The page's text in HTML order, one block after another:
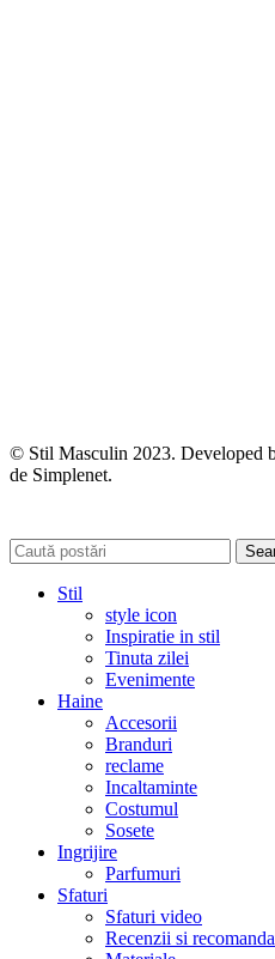
© Stil Masculin 2023. Developed
de Simplenet.
Stil
style icon
Inspiratie in stil
Tinuta zilei
Evenimente
Haine
Accesorii
Branduri
reclame
Incaltaminte
Costumul
Sosete
Ingrijire
Parfumuri
Sfaturi
Sfaturi video
Recenzii si